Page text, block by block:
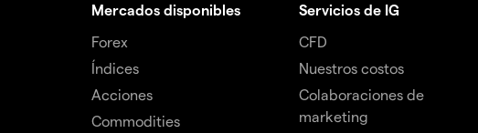
Mercados disponibles
Forex
Índices
Acciones
Commodities
Servicios de IG
CFD
Nuestros costos
Colaboraciones de
marketing